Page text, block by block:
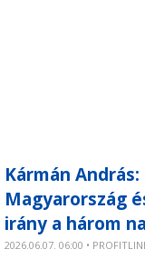
Kármán
Magyarország
irány a három
2026.06.07. 06:00 •